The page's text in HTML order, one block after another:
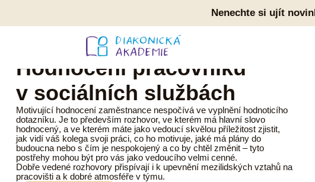
Nenechte si ujít
TRÉNINK HODNOTICÍCH ROZHOVORŮ
Hodnocení pracovníků
v sociálních službách
Motivující hodnocení zaměstnance nespočívá ve vyplnění hodnoticího
dotazníku. Je to především rozhovor, ve kterém má hlavní slovo
hodnocený, a ve kterém máte jako vedoucí skvělou příležitost zjistit,
jak vidí váš kolega svoji práci, co ho motivuje, jaké má plány do
budoucna nebo s čím je nespokojený a co by chtěl změnit – tyto
postřehy mohou být pro vás jako vedoucího velmi cenné.
Dobře vedené rozhovory přispívají i k upevnění mezilidských vztahů na
pracovišti a k dobré atmosféře v týmu.